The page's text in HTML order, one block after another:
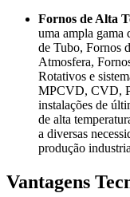
Fornos de Alta
uma ampla gama
de Tubo, Fornos
Atmosfera,
Rotativos e
MPCVD, CVD,
instalações de
de alta
a diversas
produção
Vantagens